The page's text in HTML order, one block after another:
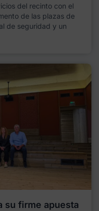
del recinto con el
de las plazas de
de seguridad y un
su firme apuesta